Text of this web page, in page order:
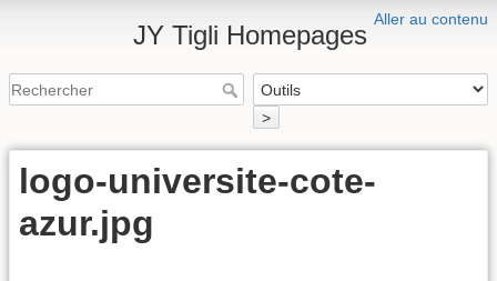
Aller au contenu
JY Tigli Homepages
>
logo-universite-cote-
azur.jpg